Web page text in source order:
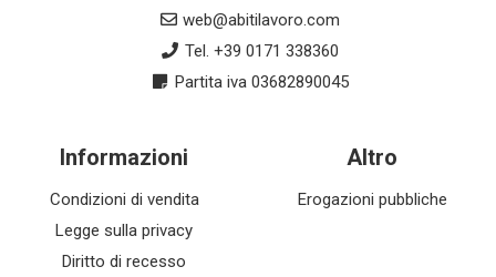
web@abitilavoro.com
Tel. +39 0171 338360
Partita iva 03682890045
Informazioni
Condizioni di vendita
Legge sulla privacy
Diritto di recesso
Altro
Erogazioni pubbliche